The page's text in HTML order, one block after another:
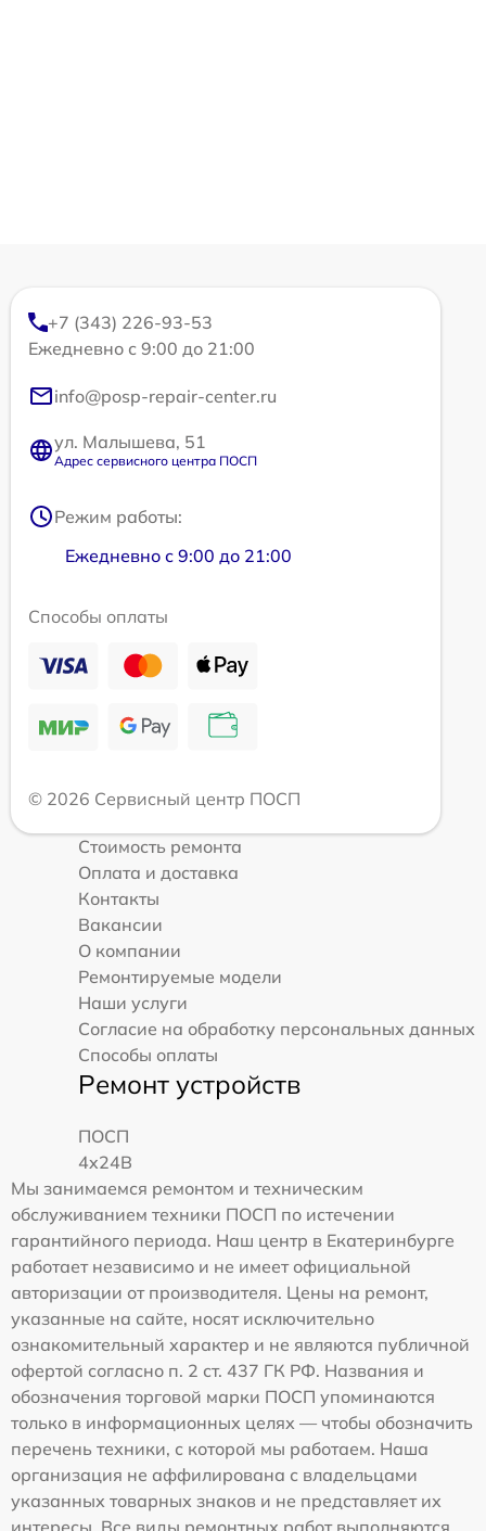
+7 (343) 226-93-53
Ежедневно с 9:00 до 21:00
info@posp-repair-center.ru
ул. Малышева, 51
Адрес сервисного центра ПОСП
Режим работы:
Ежедневно с 9:00 до 21:00
Способы оплаты
© 2026 Сервисный центр ПОСП
Стоимость ремонта
Оплата и доставка
Контакты
Вакансии
О компании
Ремонтируемые модели
Наши услуги
Согласие на обработку персональных данных
Способы оплаты
Ремонт устройств
ПОСП
4x24B
Мы занимаемся ремонтом и техническим
обслуживанием техники ПОСП по истечении
гарантийного периода. Наш центр в Екатеринбурге
работает независимо и не имеет официальной
авторизации от производителя. Цены на ремонт,
указанные на сайте, носят исключительно
ознакомительный характер и не являются публичной
офертой согласно п. 2 ст. 437 ГК РФ. Названия и
обозначения торговой марки ПОСП упоминаются
только в информационных целях — чтобы обозначить
перечень техники, с которой мы работаем. Наша
организация не аффилирована с владельцами
указанных товарных знаков и не представляет их